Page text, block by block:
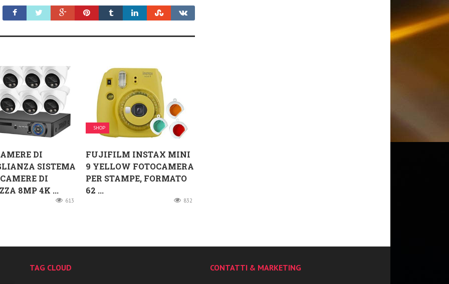
DI
SISTEMA
DI
8MP 4K ...
613
SHOP
FUJIFILM INSTAX MINI
9 YELLOW FOTOCAMERA
PER STAMPE, FORMATO
62 ...
832
TAG CLOUD CONTATTI & MARKETING